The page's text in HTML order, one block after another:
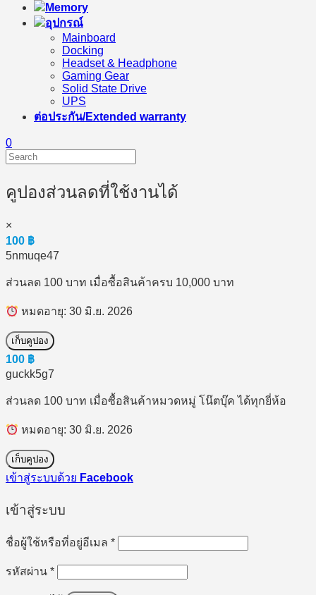
Memory
อุปกรณ์
Mainboard
Docking
Headset & Headphone
Gaming Gear
Solid State Drive
UPS
ต่อประกัน/Extended warranty
0
คูปองส่วนลดที่ใช้งานได้
×
100 ฿
5nmuqe47
ส่วนลด 100 บาท เมื่อซื้อสินค้าครบ 10,000 บาท
หมดอายุ: 30 มิ.ย. 2026
เก็บคูปอง
100 ฿
guckk5g7
ส่วนลด 100 บาท เมื่อซื้อสินค้าหมวดหมู่ โน๊ตบุ๊ค ได้ทุกยี่ห้อ
หมดอายุ: 30 มิ.ย. 2026
เก็บคูปอง
เข้าสู่ระบบด้วย Facebook
เข้าสู่ระบบ
ชื่อผู้ใช้หรือที่อยู่อีเมล *ต้องการ
รหัสผ่าน *ต้องการ